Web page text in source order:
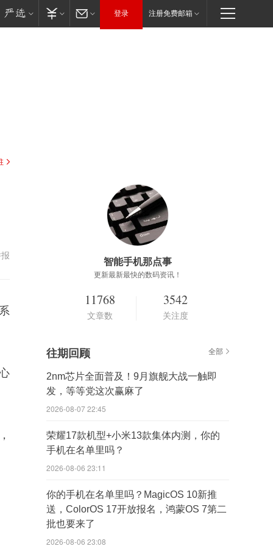
登录 注册免费邮箱
智能手机那点事
更新最新最快的数码资讯！
11768
文章数
3542
关注度
往期回顾 全部
2nm芯片全面普及！9月旗舰大战一触即
发，等等党这次赢麻了
2026-08-07 22:45
荣耀17款机型+小米13款集体内测，你的
手机在名单里吗？
2026-08-06 23:11
你的手机在名单里吗？MagicOS 10新推
送，ColorOS 17开放报名，鸿蒙OS 7第二
批也要来了
2026-08-06 23:08